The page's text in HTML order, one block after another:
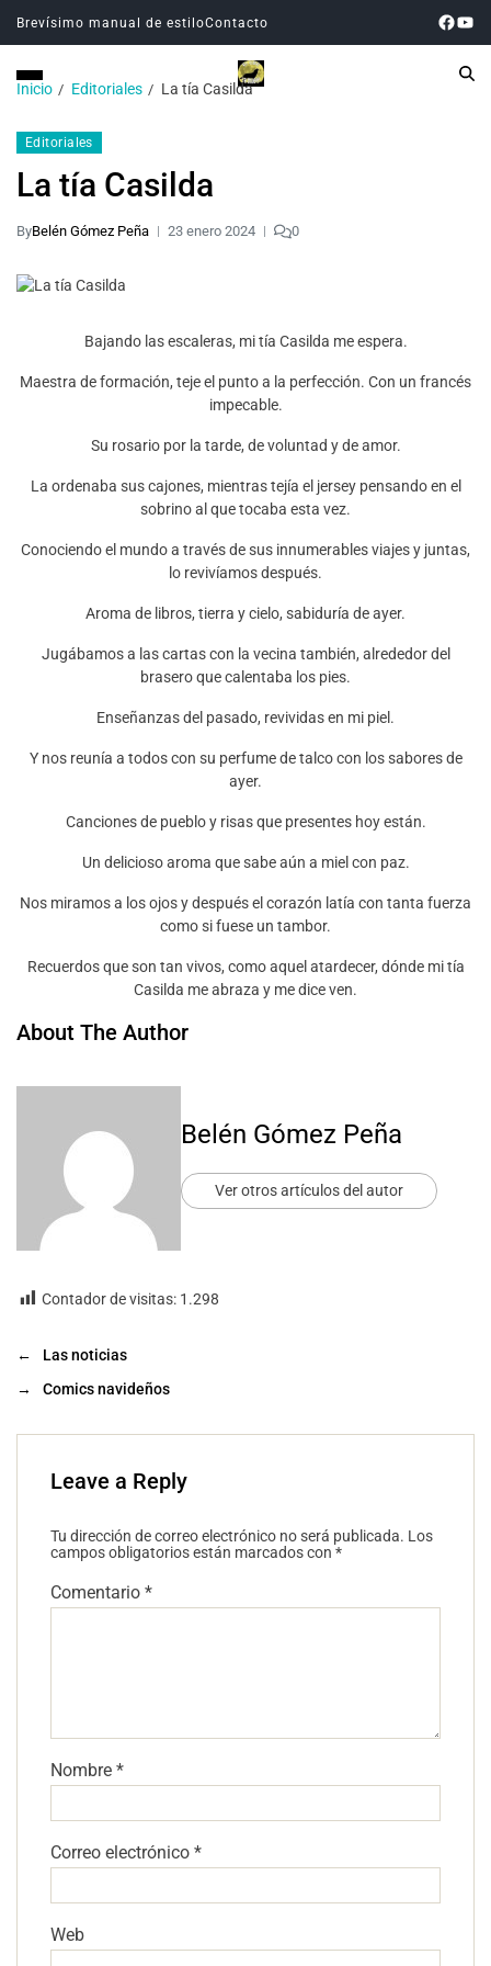
Brevísimo manual de estiloContacto
Inicio Editoriales La tía Casilda
Editoriales
La tía Casilda
ByBelén Gómez Peña 23 enero 2024 0
Bajando las escaleras, mi tía Casilda me espera.
Maestra de formación, teje el punto a la perfección. Con un francés
impecable.
Su rosario por la tarde, de voluntad y de amor.
La ordenaba sus cajones, mientras tejía el jersey pensando en el
sobrino al que tocaba esta vez.
Conociendo el mundo a través de sus innumerables viajes y juntas,
lo revivíamos después.
Aroma de libros, tierra y cielo, sabiduría de ayer.
Jugábamos a las cartas con la vecina también, alrededor del
brasero que calentaba los pies.
Enseñanzas del pasado, revividas en mi piel.
Y nos reunía a todos con su perfume de talco con los sabores de
ayer.
Canciones de pueblo y risas que presentes hoy están.
Un delicioso aroma que sabe aún a miel con paz.
Nos miramos a los ojos y después el corazón latía con tanta fuerza
como si fuese un tambor.
Recuerdos que son tan vivos, como aquel atardecer, dónde mi tía
Casilda me abraza y me dice ven.
About The Author
Belén Gómez Peña
Ver otros artículos del autor
Contador de visitas: 1.298
←
Las noticias
→
Comics navideños
Leave a Reply
Tu dirección de correo electrónico no será publicada. Los
campos obligatorios están marcados con *
Comentario *
Nombre *
Correo electrónico *
Web